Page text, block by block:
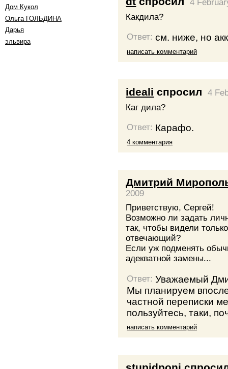
Дом Кукол
Oльга ГОЛЬДИНА
Дарья
эльвира
4
Какдила?
Ответ:см. ниже, но
написать комментарий
ideali спросил
4
Каг дила?
Ответ: Карафо.
4 комментария
Дмитрий
2009
Приветствую, Сергей!
Возможно ли задать
так, чтобы видели
отвечающий?
Если уж подменять
адекватной замены...
Ответ:Уважаемый
Мы планируем
частной переписки
пользуйтесь, таки,
написать комментарий